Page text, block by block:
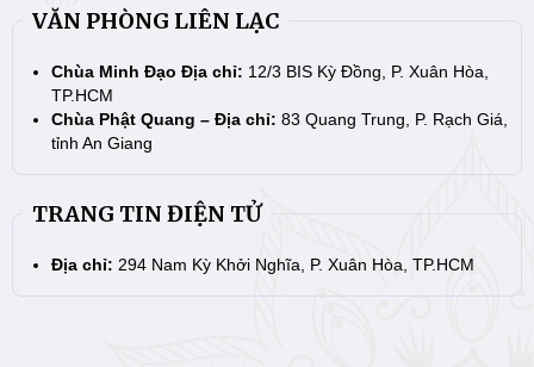
VĂN PHÒNG LIÊN LẠC
Chùa Minh Đạo Địa chỉ: 12/3 BIS Kỳ Đồng, P. Xuân Hòa,
TP.HCM
Chùa Phật Quang – Địa chỉ: 83 Quang Trung, P. Rạch Giá,
tỉnh An Giang
TRANG TIN ĐIỆN TỬ
Địa chỉ: 294 Nam Kỳ Khởi Nghĩa, P. Xuân Hòa, TP.HCM